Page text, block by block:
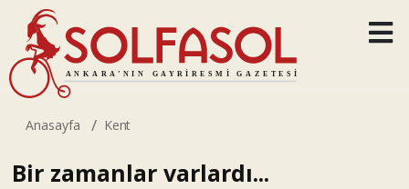
Anasayfa Kent
Bir zamanlar varlardı...